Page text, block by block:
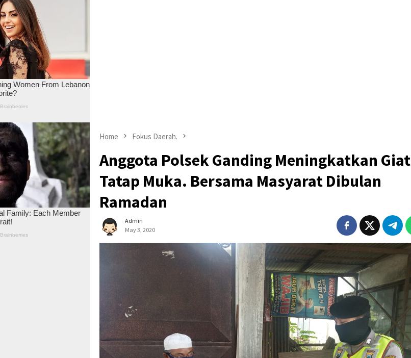
Home Fokus Daerah.
Anggota Polsek Ganding Meningkatkan Giat
Tatap Muka. Bersama Masyarat Dibulan
Ramadan
Admin
May 3, 2020